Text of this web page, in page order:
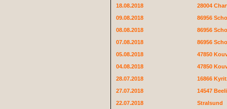
18.08.2018
28004
09.08.2018
86956
08.08.2018
86956
07.08.2018
86956
05.08.2018
47850
04.08.2018
47850
28.07.2018
16866
27.07.2018
14547
22.07.2018
Stralsund